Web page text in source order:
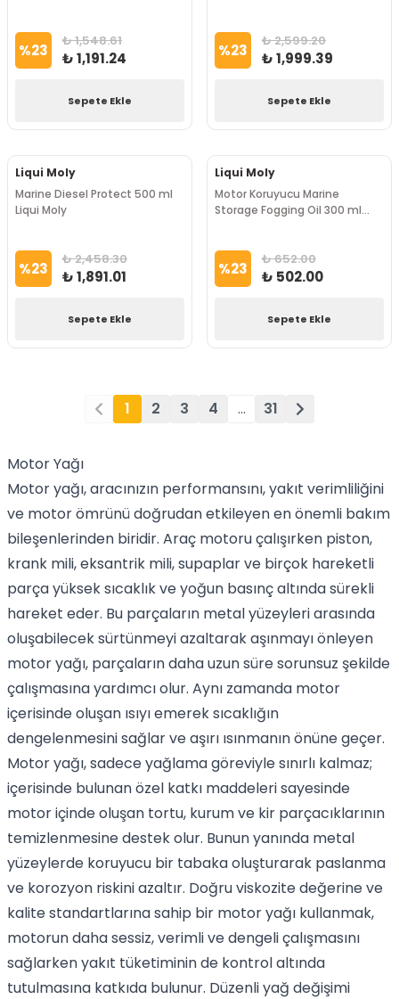
%23 ₺ 1,548.61
₺ 1,191.24
Sepete Ekle
%23 ₺ 2,599.20
₺ 1,999.39
Sepete Ekle
Liqui Moly
Marine Diesel Protect 500 ml
Liqui Moly
%23 ₺ 2,458.30
₺ 1,891.01
Sepete Ekle
Liqui Moly
Motor Koruyucu Marine
Storage Fogging Oil 300 ml
%23 ₺ 652.00
₺ 502.00
Sepete Ekle
1 2 3 4 … 31
Motor Yağı
Motor yağı, aracınızın performansını, yakıt verimliliğini
ve motor ömrünü doğrudan etkileyen en önemli bakım
bileşenlerinden biridir. Araç motoru çalışırken piston,
krank mili, eksantrik mili, supaplar ve birçok hareketli
parça yüksek sıcaklık ve yoğun basınç altında sürekli
hareket eder. Bu parçaların metal yüzeyleri arasında
oluşabilecek sürtünmeyi azaltarak aşınmayı önleyen
motor yağı, parçaların daha uzun süre sorunsuz şekilde
çalışmasına yardımcı olur. Aynı zamanda motor
içerisinde oluşan ısıyı emerek sıcaklığın
dengelenmesini sağlar ve aşırı ısınmanın önüne geçer.
Motor yağı, sadece yağlama göreviyle sınırlı kalmaz;
içerisinde bulunan özel katkı maddeleri sayesinde
motor içinde oluşan tortu, kurum ve kir parçacıklarının
temizlenmesine destek olur. Bunun yanında metal
yüzeylerde koruyucu bir tabaka oluşturarak paslanma
ve korozyon riskini azaltır. Doğru viskozite değerine ve
kalite standartlarına sahip bir motor yağı kullanmak,
motorun daha sessiz, verimli ve dengeli çalışmasını
sağlarken yakıt tüketiminin de kontrol altında
tutulmasına katkıda bulunur. Düzenli yağ değişimi